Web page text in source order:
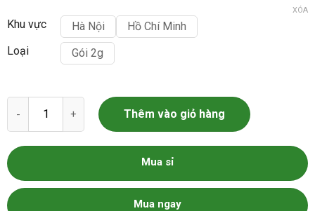
Khu vực Hà Nội
Hồ Chí Minh
Loại
Gói 2g
XÓA
Hạt giống rau mùi tàu gói 20g số lượng
Thêm vào giỏ hàng
Mua sỉ
Mua ngay